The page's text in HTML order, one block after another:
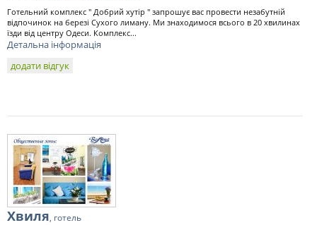
Готельний комплекс " Добрий хутір " запрошує вас провести незабутній
відпочинок на березі Сухого лиману. Ми знаходимося всього в 20 хвилинах
їзди від центру Одеси. Комплекс...
Детальна інформація
додати відгук
Хвиля, готель